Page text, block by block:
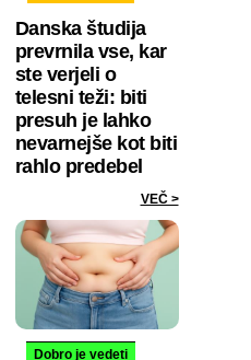
Danska študija
prevrnila vse, kar
ste verjeli o
telesni teži: biti
presuh je lahko
nevarnejše kot biti
rahlo predebel
VEČ >
Dobro je vedeti